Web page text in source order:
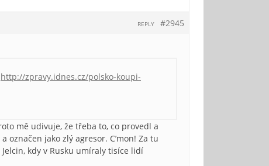
#2945
REPLY
http://zpravy.idnes.cz/polsko-koupi-
mě udivuje, že třeba to, co provedl a
označen jako zlý agresor. C’mon! Za tu
kdy v Rusku umíraly tisíce lidí